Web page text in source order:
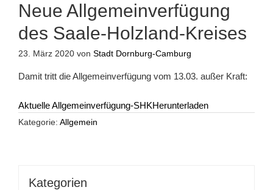
Neue Allgemeinverfügung
des Saale-Holzland-Kreises
23. März 2020 von Stadt Dornburg-Camburg
Damit tritt die Allgemeinverfügung vom 13.03. außer Kraft:
Aktuelle Allgemeinverfügung-SHKHerunterladen
Kategorie: Allgemein
Kategorien